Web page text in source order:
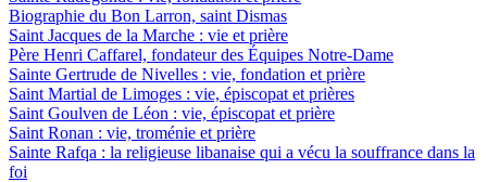
Biographie du Bon Larron, saint Dismas
Saint Jacques de la Marche : vie et prière
Père Henri Caffarel, fondateur des Équipes Notre-Dame
Sainte Gertrude de Nivelles : vie, fondation et prière
Saint Martial de Limoges : vie, épiscopat et prières
Saint Goulven de Léon : vie, épiscopat et prière
Saint Ronan : vie, troménie et prière
Sainte Rafqa : la religieuse libanaise qui a vécu la souffrance dans la
foi